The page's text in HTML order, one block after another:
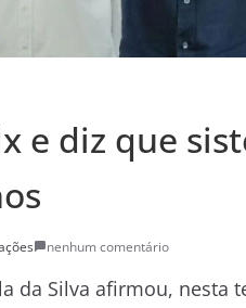
e diz que
nenhum comentário
da Silva afirmou, nesta